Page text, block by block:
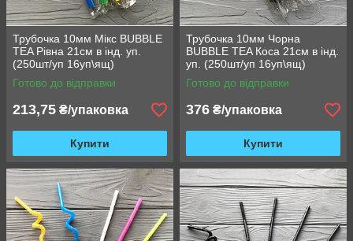
Трубочка 10мм Мікс BUBBLE
TEA Рівна 21см в інд. уп.
(250шт/уп 16уп\ящ)
Готово до відправки
213,75 ₴/упаковка
Купити
Трубочка 10мм Чорна
BUBBLE TEA Коса 21см в інд.
уп. (250шт/уп 16уп\ящ)
Готово до відправки
376 ₴/упаковка
Купити